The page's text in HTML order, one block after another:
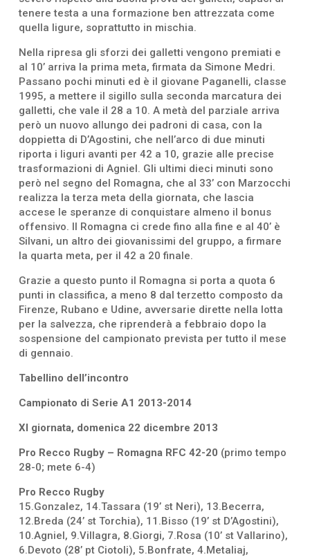
tenere testa a una formazione ben attrezzata come
quella ligure, soprattutto in mischia.
Nella ripresa gli sforzi dei galletti vengono premiati e
al 10’ arriva la prima meta, firmata da Simone Medri.
Passano pochi minuti ed è il giovane Paganelli, classe
1995, a mettere il sigillo sulla seconda marcatura dei
galletti, che vale il 28 a 10. A metà del parziale arriva
però un nuovo allungo dei padroni di casa, con la
doppietta di D’Agostini, che nell’arco di due minuti
riporta i liguri avanti per 42 a 10, grazie alle precise
trasformazioni di Agniel. Gli ultimi dieci minuti sono
però nel segno del Romagna, che al 33’ con Marzocchi
realizza la terza meta della giornata, che lascia
accese le speranze di conquistare almeno il bonus
offensivo. Il Romagna ci crede fino alla fine e al 40’ è
Silvani, un altro dei giovanissimi del gruppo, a firmare
la quarta meta, per il 42 a 20 finale.
Grazie a questo punto il Romagna si porta a quota 6
punti in classifica, a meno 8 dal terzetto composto da
Firenze, Rubano e Udine, avversarie dirette nella lotta
per la salvezza, che riprenderà a febbraio dopo la
sospensione del campionato prevista per tutto il mese
di gennaio.
Tabellino dell’incontro
Campionato di Serie A1 2013-2014
XI giornata, domenica 22 dicembre 2013
Pro Recco Rugby – Romagna RFC 42-20 (primo tempo
28-0; mete 6-4)
Pro Recco Rugby
15.Gonzalez, 14.Tassara (19’ st Neri), 13.Becerra,
12.Breda (24’ st Torchia), 11.Bisso (19’ st D’Agostini),
10.Agniel, 9.Villagra, 8.Giorgi, 7.Rosa (10’ st Vallarino),
6.Devoto (28’ pt Ciotoli), 5.Bonfrate, 4.Metaliaj,